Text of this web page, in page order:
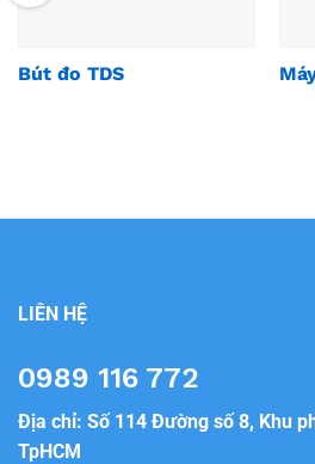
Bút đo TDS
LIÊN HỆ
0989 116 772
Địa chỉ: Số 114 Đường số 8, Khu
TpHCM